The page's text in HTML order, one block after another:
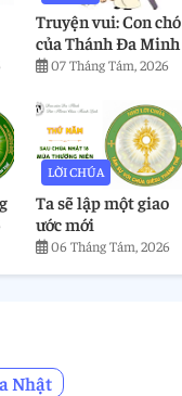
Truyện vui: Con chó
của Thánh Đa Minh
07 Tháng Tám, 2026
LỜI CHÚA
Ta sẽ lập một giao
ước mới
06 Tháng Tám, 2026
Nhật